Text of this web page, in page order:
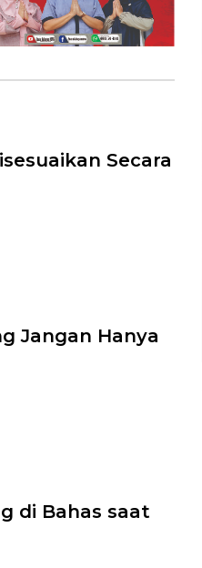
Secara
Jangan Hanya
di Bahas saat